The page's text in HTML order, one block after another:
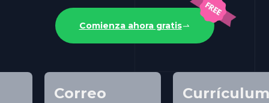
Comienza ahora gratis
Correo
Currículum